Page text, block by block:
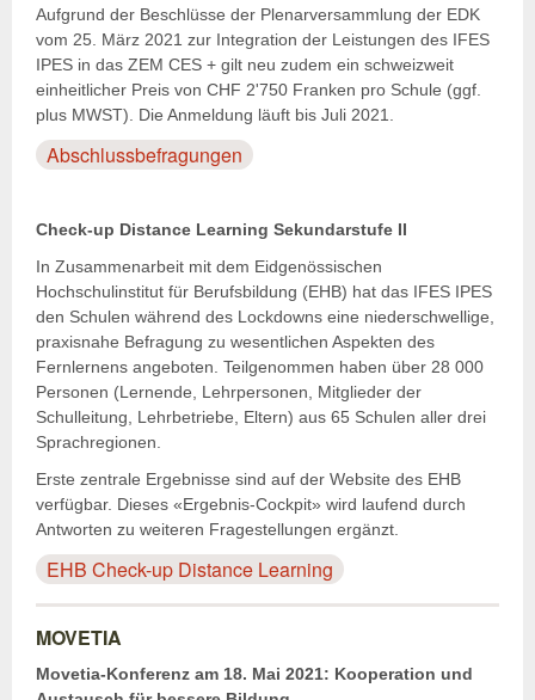
Aufgrund der Beschlüsse der Plenarversammlung der EDK
vom 25. März 2021 zur Integration der Leistungen des IFES
IPES in das ZEM CES + gilt neu zudem ein schweizweit
einheitlicher Preis von CHF 2'750 Franken pro Schule (ggf.
plus MWST). Die Anmeldung läuft bis Juli 2021.
Abschlussbefragungen
Check-up Distance Learning Sekundarstufe II
In Zusammenarbeit mit dem Eidgenössischen
Hochschulinstitut für Berufsbildung (EHB) hat das IFES IPES
den Schulen während des Lockdowns eine niederschwellige,
praxisnahe Befragung zu wesentlichen Aspekten des
Fernlernens angeboten. Teilgenommen haben über 28 000
Personen (Lernende, Lehrpersonen, Mitglieder der
Schulleitung, Lehrbetriebe, Eltern) aus 65 Schulen aller drei
Sprachregionen.
Erste zentrale Ergebnisse sind auf der Website des EHB
verfügbar. Dieses «Ergebnis-Cockpit» wird laufend durch
Antworten zu weiteren Fragestellungen ergänzt.
EHB Check-up Distance Learning
MOVETIA
Movetia-Konferenz am 18. Mai 2021: Kooperation und